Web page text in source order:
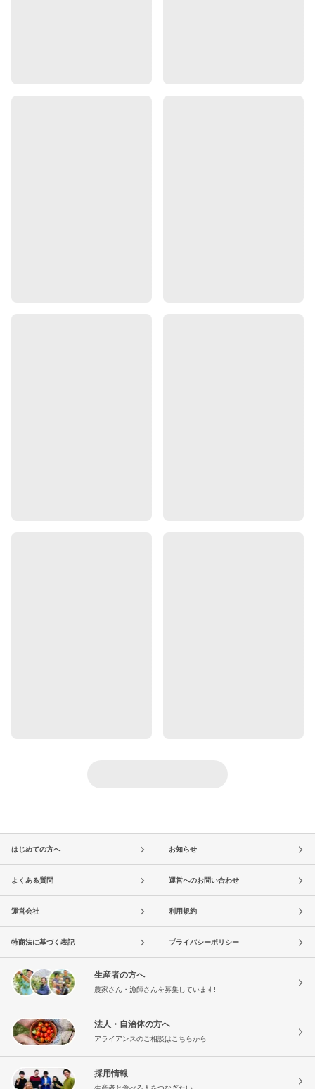
はじめての方へ お知らせ
よくある質問 運営へのお問い合わせ
運営会社 利用規約
特商法に基づく表記 プライバシーポリシー
生産者の方へ
農家さん・漁師さんを募集しています!
法人・自治体の方へ
アライアンスのご相談はこちらから
採用情報